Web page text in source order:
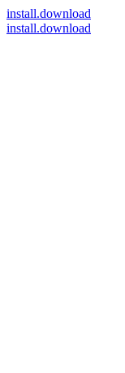
install.download
install.download